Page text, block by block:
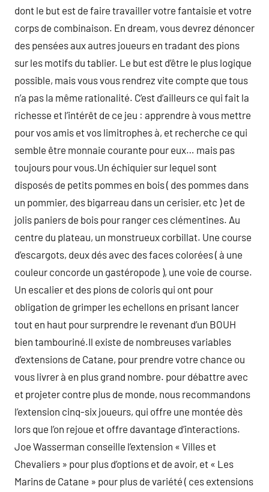
dont le but est de faire travailler votre fantaisie et votre
corps de combinaison. En dream, vous devrez dénoncer
des pensées aux autres joueurs en tradant des pions
sur les motifs du tablier. Le but est d’être le plus logique
possible, mais vous vous rendrez vite compte que tous
n’a pas la même rationalité. C’est d’ailleurs ce qui fait la
richesse et l’intérêt de ce jeu : apprendre à vous mettre
pour vos amis et vos limitrophes à, et recherche ce qui
semble être monnaie courante pour eux… mais pas
toujours pour vous.Un échiquier sur lequel sont
disposés de petits pommes en bois ( des pommes dans
un pommier, des bigarreau dans un cerisier, etc ) et de
jolis paniers de bois pour ranger ces clémentines. Au
centre du plateau, un monstrueux corbillat. Une course
d’escargots, deux dés avec des faces colorées ( à une
couleur concorde un gastéropode ), une voie de course.
Un escalier et des pions de coloris qui ont pour
obligation de grimper les echellons en prisant lancer
tout en haut pour surprendre le revenant d’un BOUH
bien tambouriné.Il existe de nombreuses variables
d’extensions de Catane, pour prendre votre chance ou
vous livrer à en plus grand nombre. pour débattre avec
et projeter contre plus de monde, nous recommandons
l’extension cinq-six joueurs, qui offre une montée dès
lors que l’on rejoue et offre davantage d’interactions.
Joe Wasserman conseille l’extension « Villes et
Chevaliers » pour plus d’options et de avoir, et « Les
Marins de Catane » pour plus de variété ( ces extensions